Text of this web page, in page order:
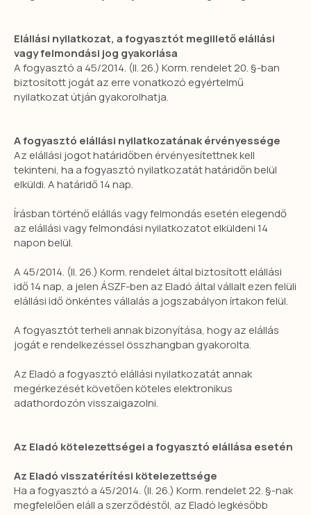
Elállási nyilatkozat, a fogyasztót megillető elállási
vagy felmondási jog gyakorlása
A fogyasztó a 45/2014. (II. 26.) Korm. rendelet 20. §-ban
biztosított jogát az erre vonatkozó egyértelmű
nyilatkozat útján gyakorolhatja.
A fogyasztó elállási nyilatkozatának érvényessége
Az elállási jogot határidőben érvényesítettnek kell
tekinteni, ha a fogyasztó nyilatkozatát határidőn belül
elküldi. A határidő 14 nap.
Írásban történő elállás vagy felmondás esetén elegendő
az elállási vagy felmondási nyilatkozatot elküldeni 14
napon belül.
A 45/2014. (II. 26.) Korm. rendelet által biztosított elállási
idő 14 nap, a jelen ÁSZF-ben az Eladó által vállalt ezen felüli
elállási idő önkéntes vállalás a jogszabályon írtakon felül.
A fogyasztót terheli annak bizonyítása, hogy az elállás
jogát e rendelkezéssel összhangban gyakorolta.
Az Eladó a fogyasztó elállási nyilatkozatát annak
megérkezését követően köteles elektronikus
adathordozón visszaigazolni.
Az Eladó kötelezettségei a fogyasztó elállása esetén
Az Eladó visszatérítési kötelezettsége
Ha a fogyasztó a 45/2014. (II. 26.) Korm. rendelet 22. §-nak
megfelelően eláll a szerződéstől, az Eladó legkésőbb